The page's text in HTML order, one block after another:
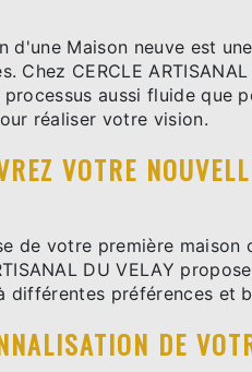
d'une Maison neuve est
Chez CERCLE
aussi fluide que
réaliser votre vision.
VOTRE
de votre première maison
DU VELAY
différentes préférences et
DE